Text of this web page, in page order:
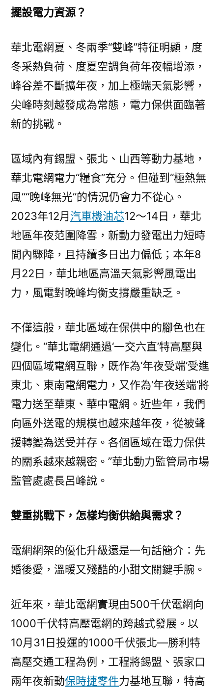
擺設電力資源？
華北電網夏、冬兩季“雙峰”特征明顯，度
冬采熱負荷、度夏空調負荷年夜幅增添，
峰谷差不斷擴年夜，加上極端天氣影響，
尖峰時刻越發成為常態，電力保供面臨著
新的挑戰。
區域內有錫盟、張北、山西等動力基地，
華北電網電力“糧食”充分。但碰到“極熱無
風”“晚峰無光”的情況仍會力不從心。
2023年12月汽車機油芯12～14日，華北
地區年夜范圍降雪，新動力發電出力短時
間內驟降，且持續多日出力偏低；本年8
月22日，華北地區高溫天氣影響風電出
力，風電對晚峰均衡支撐嚴重缺乏。
不僅這般，華北區域在保供中的腳色也在
變化。“華北電網通過‘一交六直’特高壓與
四個區域電網互聯，既作為‘年夜受端’受進
東北、東南電網電力，又作為‘年夜送端’將
電力送至華東、華中電網。近些年，我們
向區外送電的規模也越來越年夜，從被聲
援轉變為送受并存。各個區域在電力保供
的關系越來越親密。”華北動力監管局市場
監管處處長呂峰說。
雙重挑戰下，怎樣均衡供給與需求？
電網網架的優化升級還是一句話簡介：先
婚後愛，溫暖又殘酷的小甜文關鍵手腕。
近年來，華北電網實現由500千伏電網向
1000千伏特高壓電網的跨越式發展。以
10月31日投運的1000千伏張北—勝利特
高壓交通工程為例，工程將錫盟、張家口
兩年夜新動保時捷零件力基地互聯，特高